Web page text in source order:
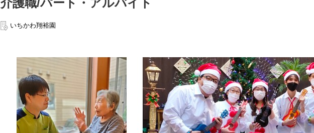
介護職/パート・アルバイト
いちかわ翔裕園